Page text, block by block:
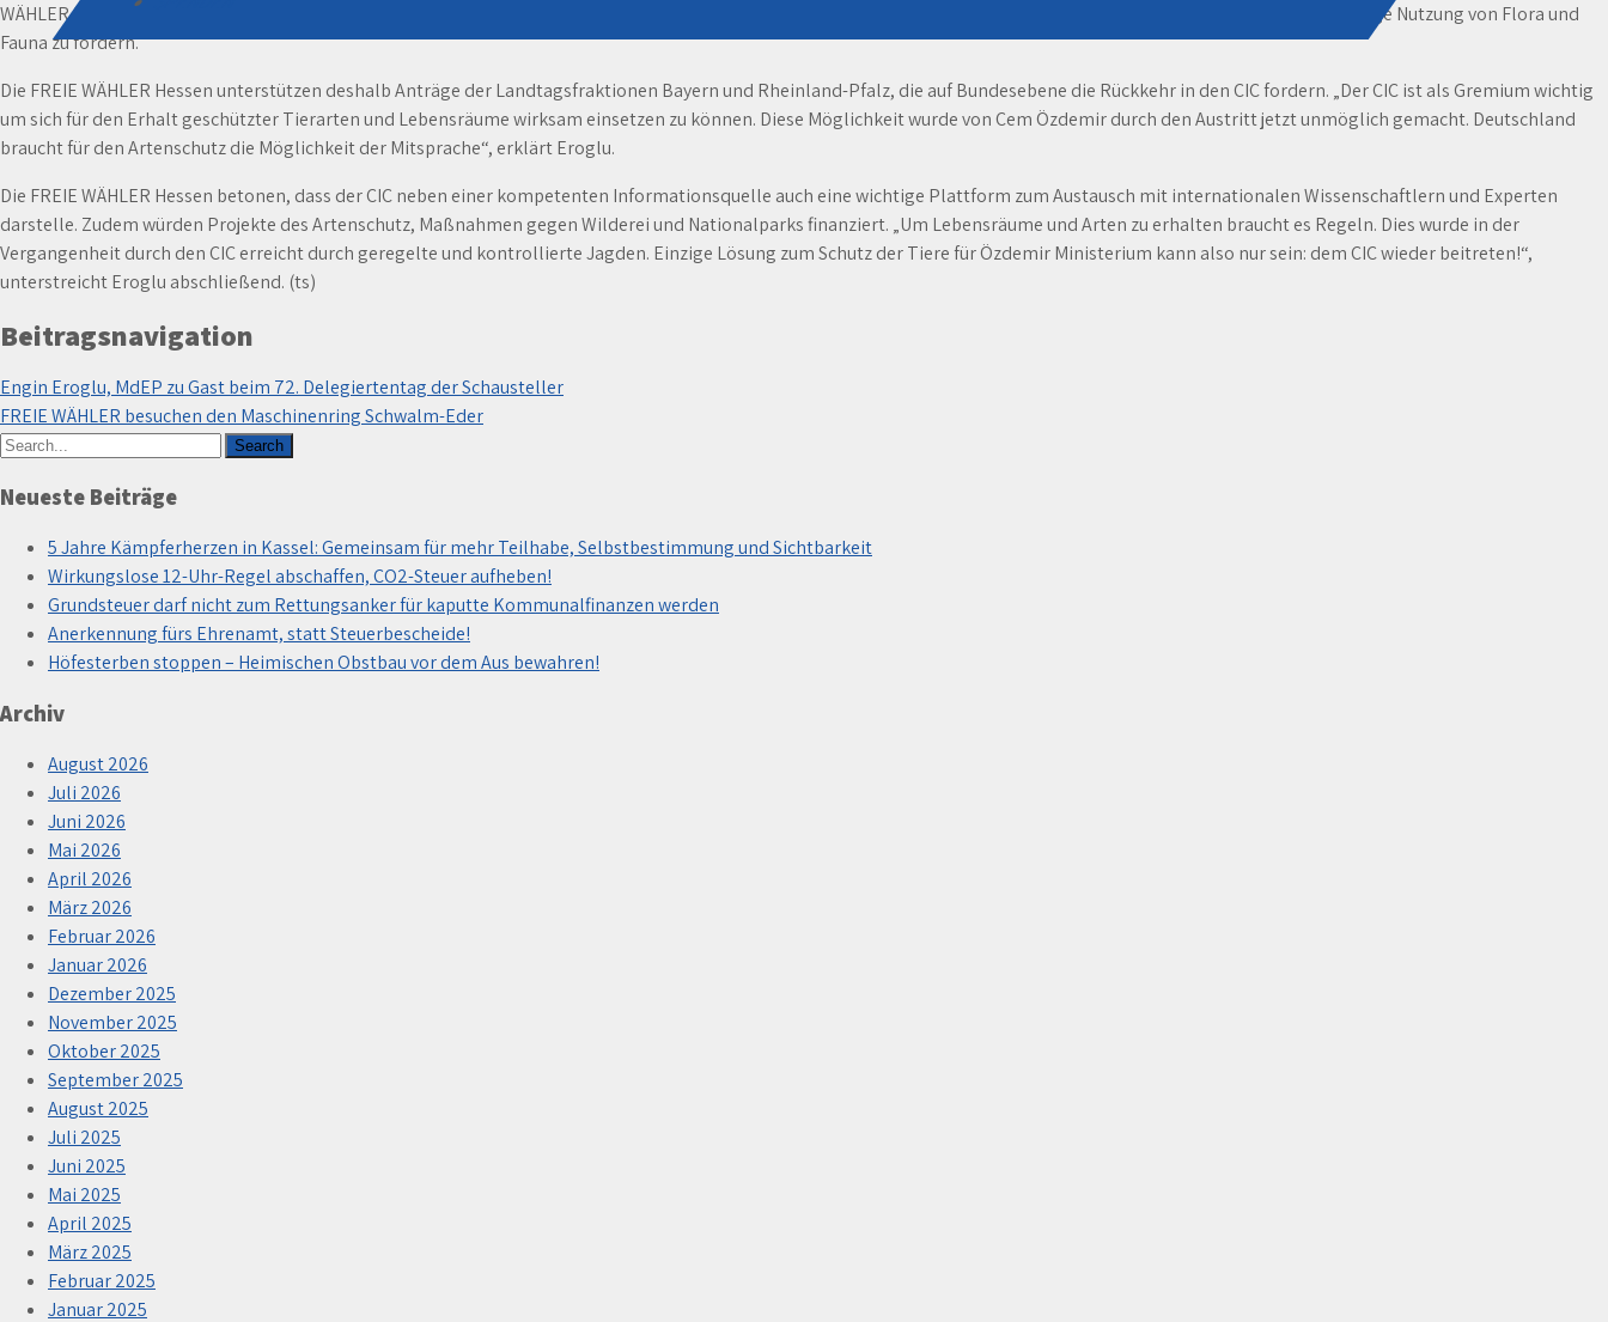
WÄHLER Hessen. Der CIC ist ein internationales, politisch unabhängiges, gemeinnütziges Beratungsorgan, welches das Ziel hat, die Erhaltung des Wildes durch nachhaltige Nutzung von Flora und
Fauna zu fördern.
Die FREIE WÄHLER Hessen unterstützen deshalb Anträge der Landtagsfraktionen Bayern und Rheinland-Pfalz, die auf Bundesebene die Rückkehr in den CIC fordern. „Der CIC ist als Gremium wichtig
um sich für den Erhalt geschützter Tierarten und Lebensräume wirksam einsetzen zu können. Diese Möglichkeit wurde von Cem Özdemir durch den Austritt jetzt unmöglich gemacht. Deutschland
braucht für den Artenschutz die Möglichkeit der Mitsprache“, erklärt Eroglu.
Die FREIE WÄHLER Hessen betonen, dass der CIC neben einer kompetenten Informationsquelle auch eine wichtige Plattform zum Austausch mit internationalen Wissenschaftlern und Experten
darstelle. Zudem würden Projekte des Artenschutz, Maßnahmen gegen Wilderei und Nationalparks finanziert. „Um Lebensräume und Arten zu erhalten braucht es Regeln. Dies wurde in der
Vergangenheit durch den CIC erreicht durch geregelte und kontrollierte Jagden. Einzige Lösung zum Schutz der Tiere für Özdemir Ministerium kann also nur sein: dem CIC wieder beitreten!“,
unterstreicht Eroglu abschließend. (ts)
Beitragsnavigation
Engin Eroglu, MdEP zu Gast beim 72. Delegiertentag der Schausteller
FREIE WÄHLER besuchen den Maschinenring Schwalm-Eder
Neueste Beiträge
5 Jahre Kämpferherzen in Kassel: Gemeinsam für mehr Teilhabe, Selbstbestimmung und Sichtbarkeit
Wirkungslose 12-Uhr-Regel abschaffen, CO2-Steuer aufheben!
Grundsteuer darf nicht zum Rettungsanker für kaputte Kommunalfinanzen werden
Anerkennung fürs Ehrenamt, statt Steuerbescheide!
Höfesterben stoppen – Heimischen Obstbau vor dem Aus bewahren!
Archiv
August 2026
Juli 2026
Juni 2026
Mai 2026
April 2026
März 2026
Februar 2026
Januar 2026
Dezember 2025
November 2025
Oktober 2025
September 2025
August 2025
Juli 2025
Juni 2025
Mai 2025
April 2025
März 2025
Februar 2025
Januar 2025